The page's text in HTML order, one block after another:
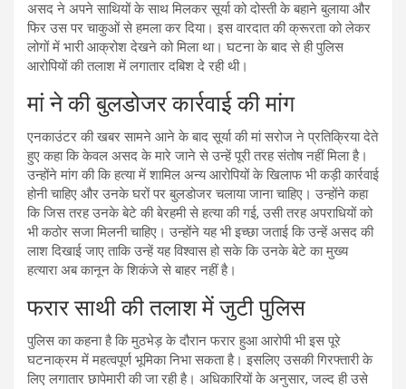
असद ने अपने साथियों के साथ मिलकर सूर्या को दोस्ती के बहाने बुलाया और
फिर उस पर चाकुओं से हमला कर दिया। इस वारदात की क्रूरता को लेकर
लोगों में भारी आक्रोश देखने को मिला था। घटना के बाद से ही पुलिस
आरोपियों की तलाश में लगातार दबिश दे रही थी।
मां ने की बुलडोजर कार्रवाई की मांग
एनकाउंटर की खबर सामने आने के बाद सूर्या की मां सरोज ने प्रतिक्रिया देते
हुए कहा कि केवल असद के मारे जाने से उन्हें पूरी तरह संतोष नहीं मिला है।
उन्होंने मांग की कि हत्या में शामिल अन्य आरोपियों के खिलाफ भी कड़ी कार्रवाई
होनी चाहिए और उनके घरों पर बुलडोजर चलाया जाना चाहिए। उन्होंने कहा
कि जिस तरह उनके बेटे की बेरहमी से हत्या की गई, उसी तरह अपराधियों को
भी कठोर सजा मिलनी चाहिए। उन्होंने यह भी इच्छा जताई कि उन्हें असद की
लाश दिखाई जाए ताकि उन्हें यह विश्वास हो सके कि उनके बेटे का मुख्य
हत्यारा अब कानून के शिकंजे से बाहर नहीं है।
फरार साथी की तलाश में जुटी पुलिस
पुलिस का कहना है कि मुठभेड़ के दौरान फरार हुआ आरोपी भी इस पूरे
घटनाक्रम में महत्वपूर्ण भूमिका निभा सकता है। इसलिए उसकी गिरफ्तारी के
लिए लगातार छापेमारी की जा रही है। अधिकारियों के अनुसार, जल्द ही उसे